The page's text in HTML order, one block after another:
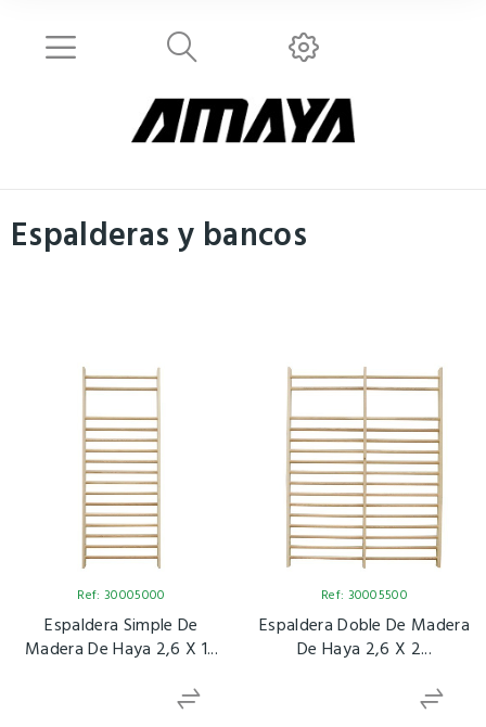
Espalderas y bancos
Ref: 30005000
Espaldera Simple De
Madera De Haya 2,6 X 1...
Ref: 30005500
Espaldera Doble De Madera
De Haya 2,6 X 2...